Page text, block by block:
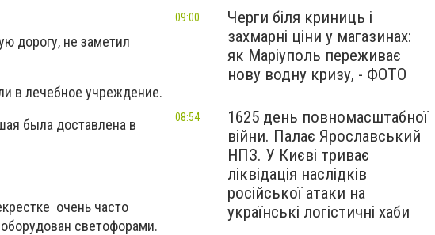
дорогу, не заметил
в лечебное учреждение.
была доставлена в
очень часто
светофорами.
Черги біля криниць і
захмарні ціни у магазинах:
як Маріуполь переживає
нову водну кризу, - ФОТО
09:00
1625 день повномасштабної
війни. Палає Ярославський
НПЗ. У Києві триває
ліквідація наслідків
російської атаки на
українські логістичні хаби
08:54